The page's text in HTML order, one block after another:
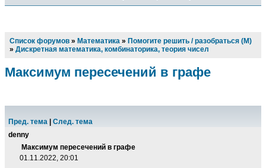
Список форумов » Математика » Помогите решить / разобраться (М)
» Дискретная математика, комбинаторика, теория чисел
Максимум пересечений в графе
Пред. тема
След. тема
denny
Максимум пересечений в графе
01.11.2022, 20:01